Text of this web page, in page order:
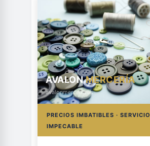
AVALONMERCERÍA
avalonmerceria.es
PRECIOS IMBATIBLES · SERVICIO
IMPECABLE